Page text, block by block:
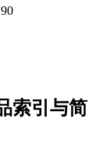
90
索引与简